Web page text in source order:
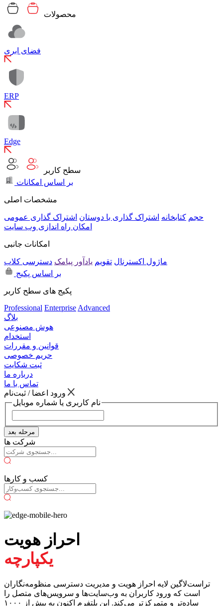
محصولات
فضای ابری
ERP
Edge
سطح کاربر
بر اساس امکانات
مشخصات اصلی
حجم کتابخانه اشتراک گذاری با دوستان اشتراک گذاری عمومی
امکان راه اندازی وب سایت
امکانات جانبی
ماژول اکسترنال تقویم یادآور پیامک دسترسی کلاب
بر اساس پکیج
پکیج های سطح کاربر
Professional EnterpriseAdvanced
بلاگ
هوش مصنوعی
استخدام
قوانین و مقررات
حریم خصوصی
ثبت شکایت
درباره ما
تماس با ما
نام کاربری یا شماره موبایل
مرحله بعد
شرکت ها
کسب و کارها
احراز هویت
یکپارچه
تراست‌لاگین لایه احراز هویت و مدیریت دسترسی منظومه‌نگاران
است که ورود کاربران به وب‌سایت‌ها و سرویس‌های متصل را
ساده‌تر و متمرکزتر می‌کند. این پلتفرم اکنون به بیش از ۱۰۰۰